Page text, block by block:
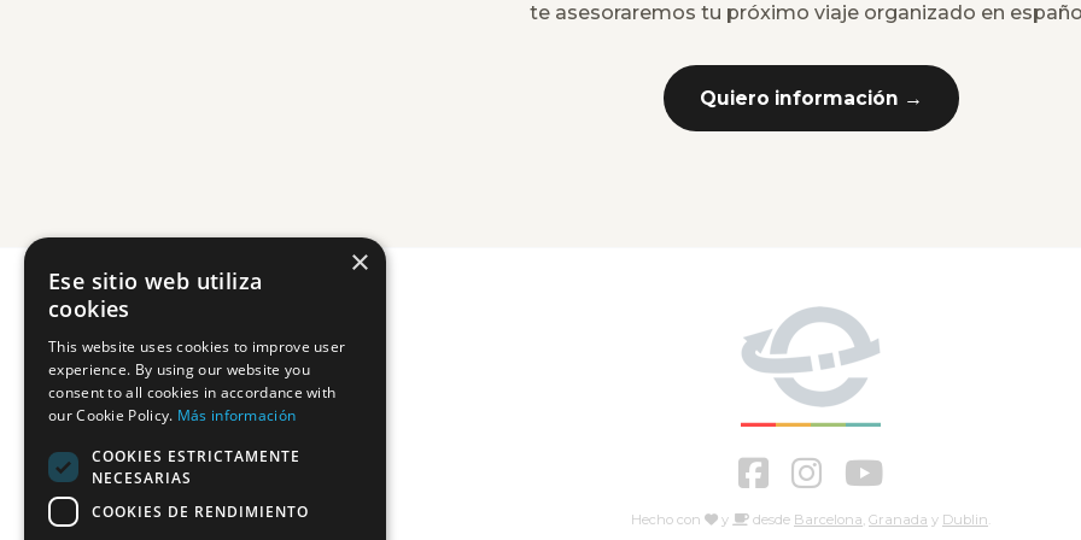
te asesoraremos tu próximo viaje organizado en
Quiero información →
Hecho con y desde Barcelona Granada y Dublin
×
Ese sitio web utiliza
cookies
This website uses cookies to improve user
experience. By using our website you
consent to all cookies in accordance with
our Cookie Policy. Más información
COOKIES ESTRICTAMENTE
NECESARIAS
COOKIES DE RENDIMIENTO